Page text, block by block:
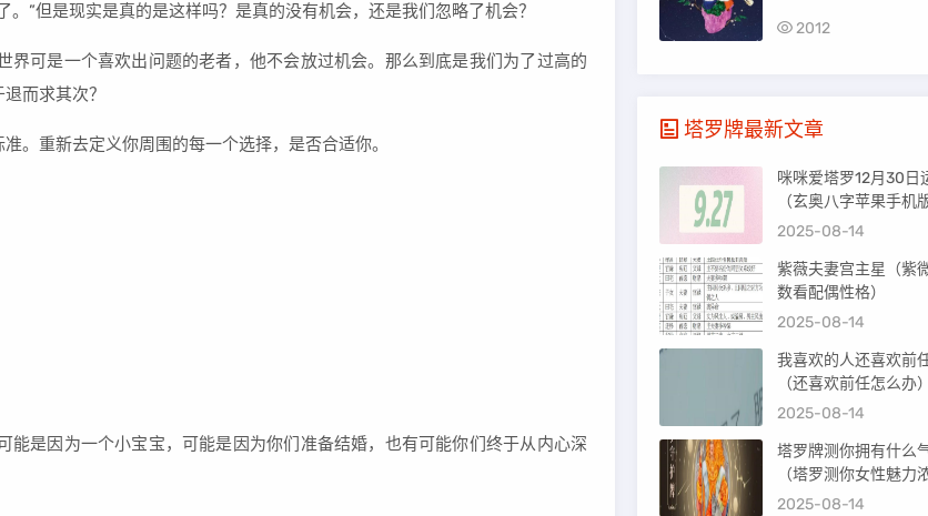
”但是现实是真的是这样吗？是真的没有机会，还是我们忽略了机会？
可是一个喜欢出问题的老者，他不会放过机会。那么到底是我们为了过高的
而求其次？
。重新去定义你周围的每一个选择，是否合适你。
是因为一个小宝宝，可能是因为你们准备结婚，也有可能你们终于从内心深
2012
塔罗牌最新文章
咪咪爱塔罗12月30日
（玄奥八字苹果手机
2025-08-14
紫薇夫妻宫主星（紫
数看配偶性格）
2025-08-14
我喜欢的人还喜欢前
（还喜欢前任怎么办
2025-08-14
塔罗牌测你拥有什么
（塔罗测你女性魅力
吗）
2025-08-14